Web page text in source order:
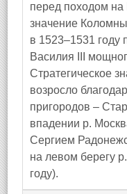
перед походом на
значение
в 1523–1531 году
Василия III
Стратегическое
возросло
пригородов –
впадении р.
Сергием
на левом берегу
году).